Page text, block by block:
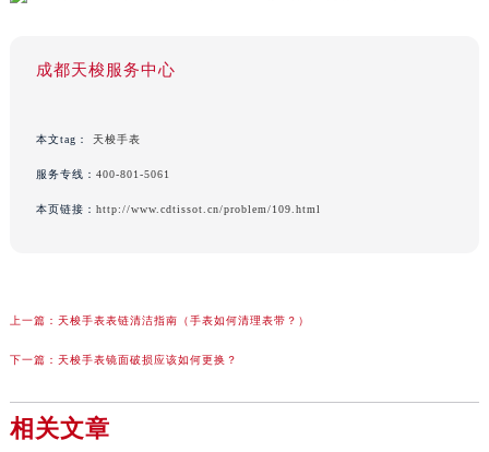
成都天梭服务中心
本文tag： 天梭手表
服务专线： 400-801-5061
本页链接： http://www.cdtissot.cn/problem/109.html
上一篇： 天梭手表表链清洁指南（手表如何清理表带？）
下一篇： 天梭手表镜面破损应该如何更换？
相关文章